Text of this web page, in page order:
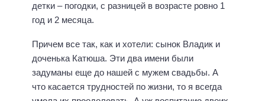
детки – погодки, с разницей в возрасте ровно 1
год и 2 месяца.
Причем все так, как и хотели: сынок Владик и
доченька Катюша. Эти два имени были
задуманы еще до нашей с мужем свадьбы. А
что касается трудностей по жизни, то я всегда